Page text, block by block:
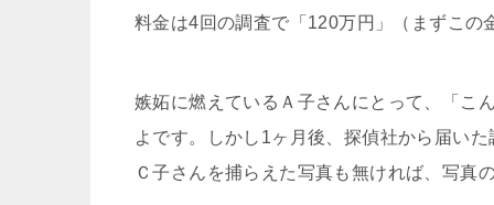
料金は4回の調査で「120万円」（まずこの
嫉妬に燃えているＡ子さんにとって、「こ
よです。しかし1ヶ月後、探偵社から届い
Ｃ子さんを捕らえた写真も無ければ、写真